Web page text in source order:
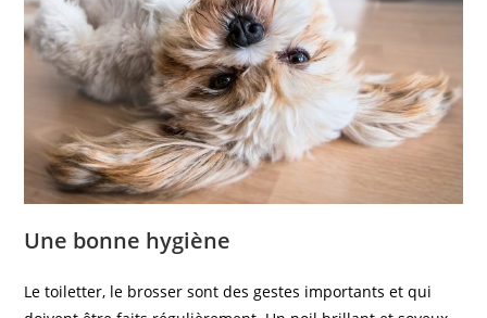
Une bonne hygiène
Le toiletter, le brosser sont des gestes importants et qui